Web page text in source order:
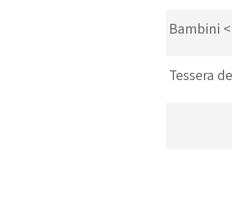
Bambini
Tessera